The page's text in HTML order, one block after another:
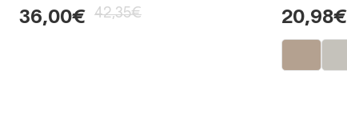
36,00€ 42,35€ 20,98€